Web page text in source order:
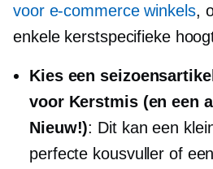
voor e-commerce winkels,
enkele kerstspecifieke
Kies een
voor Kerstmis (en een
Nieuw!): Dit kan een
perfecte kousvuller of